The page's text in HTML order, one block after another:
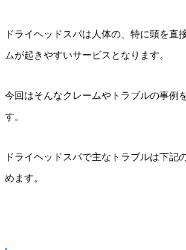
ドライヘッドスパは人体の、特に頭を直
ムが起きやすいサービスとなります。
今回はそんなクレームやトラブルの事例
す。
ドライヘッドスパで主なトラブルは下記
めます。